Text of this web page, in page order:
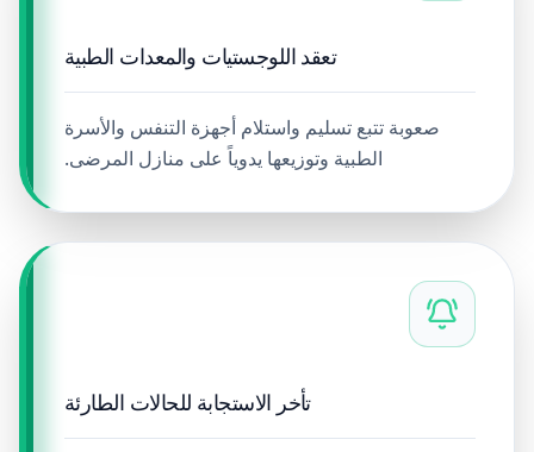
تعقد اللوجستيات والمعدات الطبية
صعوبة تتبع تسليم واستلام أجهزة التنفس والأسرة
الطبية وتوزيعها يدوياً على منازل المرضى.
تأخر الاستجابة للحالات الطارئة